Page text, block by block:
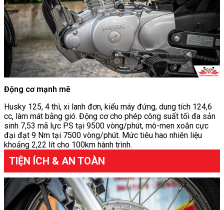
Động cơ mạnh mẽ
Husky 125, 4 thì, xi lanh đơn, kiểu máy đứng, dung tích 124,6
cc, làm mát bằng gió. Động cơ cho phép công suất tối đa sản
sinh 7,53 mã lực PS tại 9500 vòng/phút, mô-men xoắn cực
đại đạt 9 Nm tại 7500 vòng/phút. Mức tiêu hao nhiên liệu
khoảng 2,22 lít cho 100km hành trình.
TIỆN ÍCH & AN TOÀN